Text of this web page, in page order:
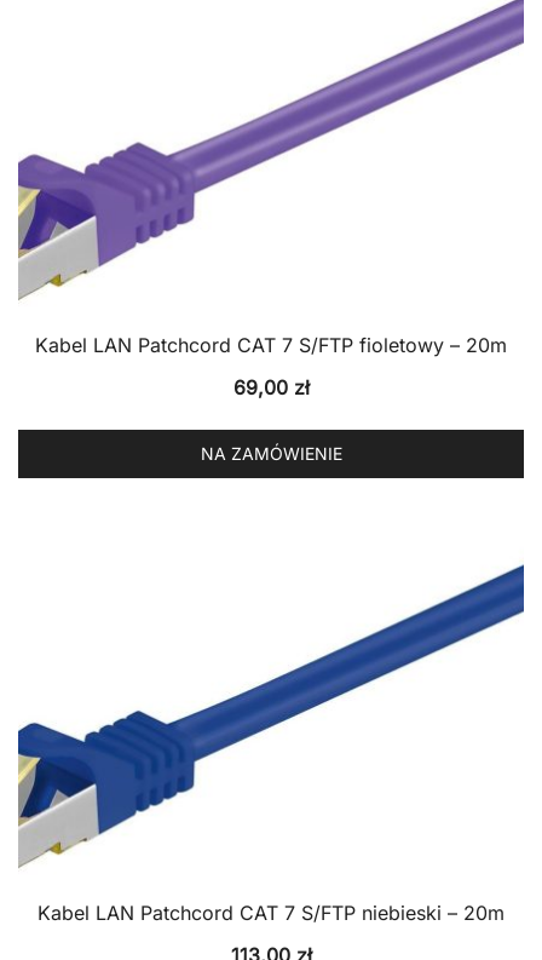
Kabel LAN Patchcord CAT 7 S/FTP fioletowy – 20m
69,00 zł
NA ZAMÓWIENIE
Kabel LAN Patchcord CAT 7 S/FTP niebieski – 20m
113,00 zł